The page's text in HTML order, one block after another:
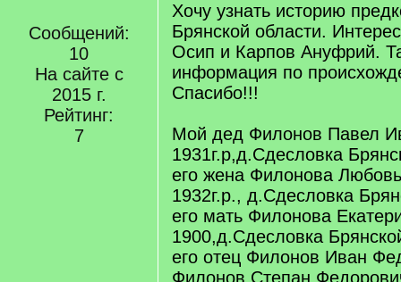
Сообщений:
10
На сайте с
2015 г.
Рейтинг:
7
Хочу узнать историю
Брянской области.
Осип и Карпов Ануфрий.
информация по
Спасибо!!!
Мой дед Филонов Павел
1931г.р,д.Сдесловка
его жена Филонова
1932г.р., д.Сдесловка
его мать Филонова
1900,д.Сдесловка
его отец Филонов Иван
Филонов Степан